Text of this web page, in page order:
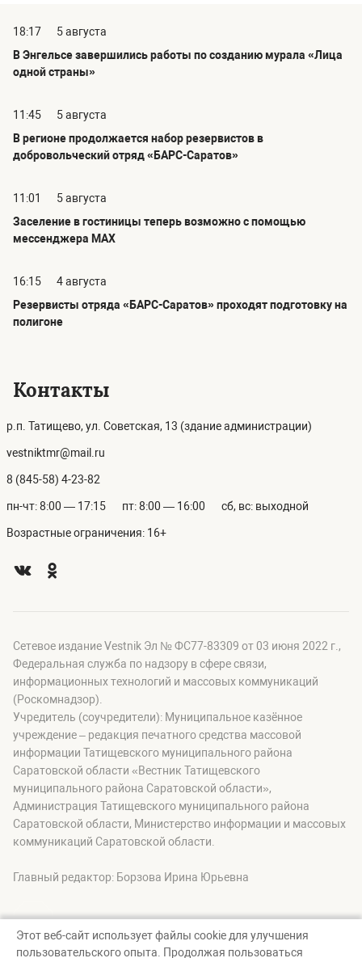
18:17
5 августа
В Энгельсе завершились работы по созданию мурала «Лица
одной страны»
11:45
5 августа
В регионе продолжается набор резервистов в
добровольческий отряд «БАРС-Саратов»
11:01
5 августа
Заселение в гостиницы теперь возможно с помощью
мессенджера MAX
16:15
4 августа
Резервисты отряда «БАРС-Саратов» проходят подготовку на
полигоне
Контакты
р.п. Татищево, ул. Советская, 13 (здание администрации)
vestniktmr@mail.ru
8 (845-58) 4-23-82
пн-чт: 8:00 — 17:15 пт: 8:00 — 16:00 сб, вс: выходной
Возрастные ограничения: 16+
Сетевое издание Vestnik Эл № ФС77-83309 от 03 июня 2022 г.,
Федеральная служба по надзору в сфере связи,
информационных технологий и массовых коммуникаций
(Роскомнадзор).
Учредитель (соучредители): Муниципальное казённое
учреждение – редакция печатного средства массовой
информации Татищевского муниципального района
Саратовской области «Вестник Татищевского
муниципального района Саратовской области»,
Администрация Татищевского муниципального района
Саратовской области, Министерство информации и массовых
коммуникаций Саратовской области.
Главный редактор: Борзова Ирина Юрьевна
Этот веб-сайт использует файлы cookie для улучшения
пользовательского опыта. Продолжая пользоваться